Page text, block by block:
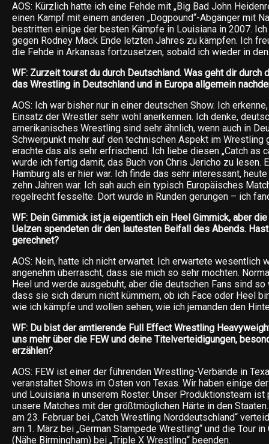
AOS: Kürzlich hatte ich eine Fehde mit „Big Bad John
einen Kampf mit einem anderen „Dogpound“-Abgänger mit
bestritten einige der besten Kämpfe in Louisiana in 2007. Ich
gegen Rodney Mack Ende letzten Jahres zu kämpfen. Ich
die Fehde in Arkansas fortzusetzen, sobald ich wieder in
WF: Zurzeit tourst du durch Deutschland. Was geht dir durch
das Wrestling in Deutschland und in Europa allgemein
AOS: Ich war bisher nur in einer deutschen Show. Ich
Einsatz der Wrestler sehr wohl anerkennen. Ich denke,
amerikanisches Wrestling sind sehr ähnlich, wenn auch in
Schwerpunkt mehr auf den technischen Aspekt im Wrestling
erachte das als sehr erfrischend. Ich liebe diesen „Catch as
wurde ich fertig damit, das Buch von Chris Jericho zu lesen.
Hamburg als er hier war. Ich finde das sehr interessant,
zehn Jahren war. Ich sah auch ein typisch Europäisches
regelrecht fesselte. Dort wurde in Runden gerungen – ich
WF: Dein Gimmick ist ja eigentlich ein Heel Gimmick, aber
Uelzen spendeten dir den lautesten Beifall des Abends.
gerechnet?
AOS: Nein, hatte ich nicht erwartet. Ich erwartete wesentlich
angenehm überrascht, dass sie mich so sehr mochten.
Heel und werde ausgebuht, aber die deutschen Fans sind
dass sie sich darum nicht kümmern, ob ich Face oder Heel
wie ich kämpfe und wollen sehen, wie ich jemanden den
WF: Du bist der amtierende Full Effect Wrestling
uns mehr über die FEW und deine Titelverteidigungen,
erzählen?
AOS: FEW ist einer der führenden Wrestling-Verbände in
veranstaltet Shows im Osten von Texas. Wir haben einige
und Louisiana in unserem Roster. Unser Produktionsteam ist
unsere Matches mit der größtmöglichen Härte in den
am 23. Februar bei „Catch Wrestling Norddeutschland“
am 1. März bei „German Stampede Wrestling“ und die Tour in
(Nähe Birmingham) bei „Triple X Wrestling“ beenden.